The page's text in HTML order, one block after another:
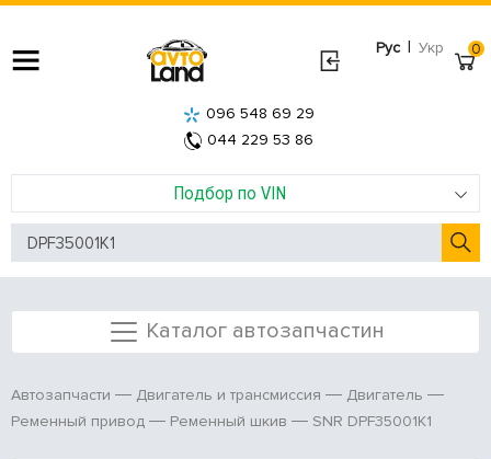
Рус | Укр
Подбор по VIN
096 548 69 29
044 229 53 86
0
Каталог автозапчастин
Автозапчасти Двигатель и трансмиссия
Двигатель
Ременный привод
Ременный шкив SNR DPF35001K1